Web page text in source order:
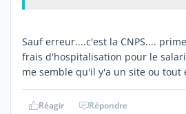
Sauf erreur....c'est la CNPS....
frais d'hospitalisation pour le
me semble qu'il y'a un site ou tout
Réagir Répondre